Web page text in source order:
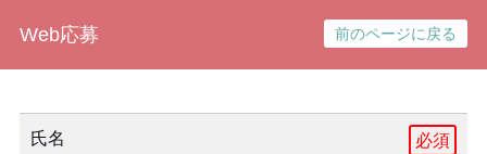
Web応募 前のページに戻る
氏名 必須